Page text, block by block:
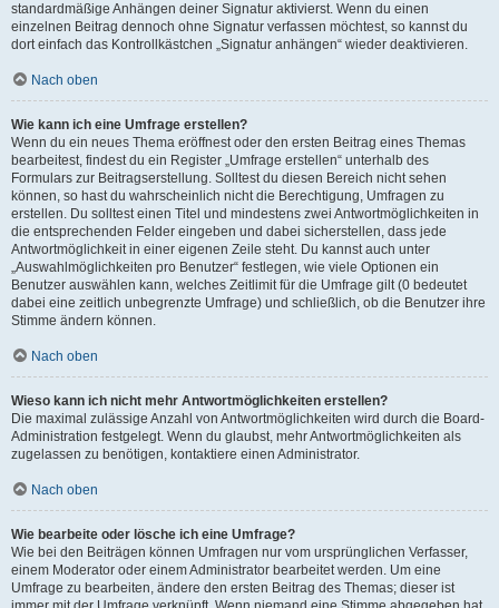
standardmäßige Anhängen deiner Signatur aktivierst. Wenn du einen
einzelnen Beitrag dennoch ohne Signatur verfassen möchtest, so kannst du
dort einfach das Kontrollkästchen „Signatur anhängen“ wieder deaktivieren.
Nach oben
Wie kann ich eine Umfrage erstellen?
Wenn du ein neues Thema eröffnest oder den ersten Beitrag eines Themas
bearbeitest, findest du ein Register „Umfrage erstellen“ unterhalb des
Formulars zur Beitragserstellung. Solltest du diesen Bereich nicht sehen
können, so hast du wahrscheinlich nicht die Berechtigung, Umfragen zu
erstellen. Du solltest einen Titel und mindestens zwei Antwortmöglichkeiten in
die entsprechenden Felder eingeben und dabei sicherstellen, dass jede
Antwortmöglichkeit in einer eigenen Zeile steht. Du kannst auch unter
„Auswahlmöglichkeiten pro Benutzer“ festlegen, wie viele Optionen ein
Benutzer auswählen kann, welches Zeitlimit für die Umfrage gilt (0 bedeutet
dabei eine zeitlich unbegrenzte Umfrage) und schließlich, ob die Benutzer ihre
Stimme ändern können.
Nach oben
Wieso kann ich nicht mehr Antwortmöglichkeiten erstellen?
Die maximal zulässige Anzahl von Antwortmöglichkeiten wird durch die Board-
Administration festgelegt. Wenn du glaubst, mehr Antwortmöglichkeiten als
zugelassen zu benötigen, kontaktiere einen Administrator.
Nach oben
Wie bearbeite oder lösche ich eine Umfrage?
Wie bei den Beiträgen können Umfragen nur vom ursprünglichen Verfasser,
einem Moderator oder einem Administrator bearbeitet werden. Um eine
Umfrage zu bearbeiten, ändere den ersten Beitrag des Themas; dieser ist